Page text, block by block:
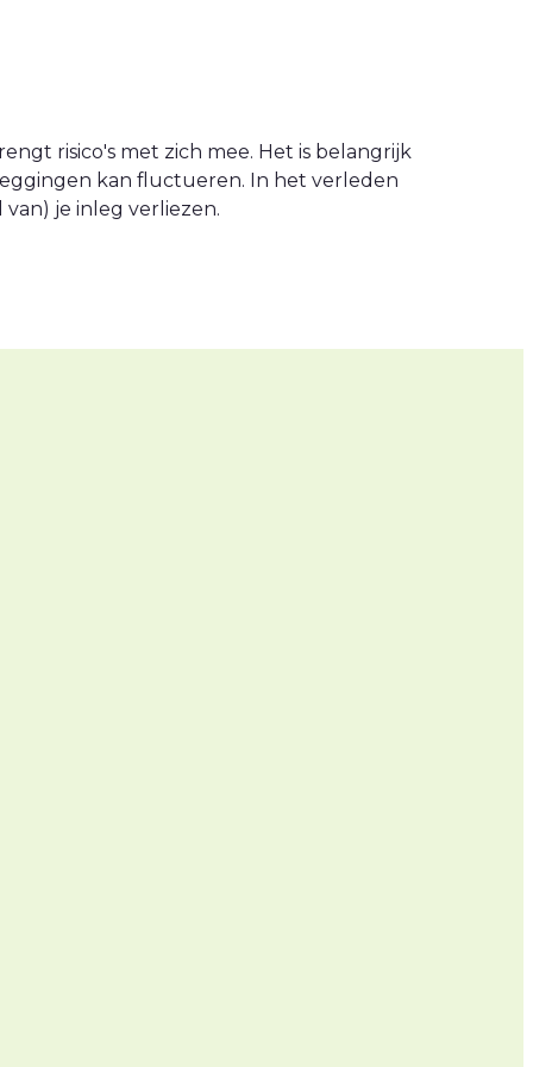
risico's met zich mee. Het is belangrijk
kan fluctueren. In het verleden
je inleg verliezen.